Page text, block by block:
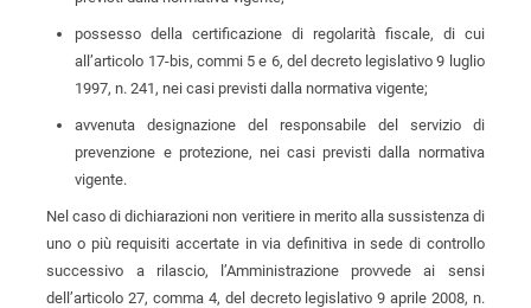
possesso della certificazione di regolarità fiscale, di cui
all’articolo 17-bis, commi 5 e 6, del decreto legislativo 9 luglio
1997, n. 241, nei casi previsti dalla normativa vigente;
avvenuta designazione del responsabile del servizio di
prevenzione e protezione, nei casi previsti dalla normativa
vigente.
Nel caso di dichiarazioni non veritiere in merito alla sussistenza di
uno o più requisiti accertate in via definitiva in sede di controllo
successivo a rilascio, l’Amministrazione provvede ai sensi
dell’articolo 27, comma 4, del decreto legislativo 9 aprile 2008, n.